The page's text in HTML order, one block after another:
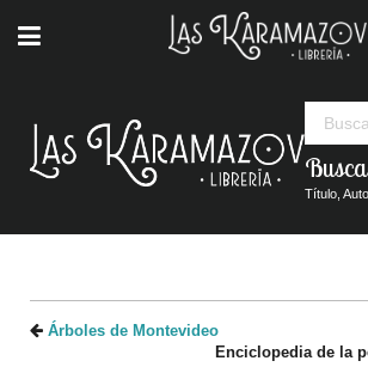
Título,
Árboles de Montevideo
Enciclopedia de la